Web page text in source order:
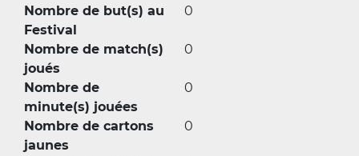
Nombre de but(s) au
Festival
0
Nombre de match(s)
joués
0
Nombre de
minute(s) jouées
0
Nombre de cartons
jaunes
0